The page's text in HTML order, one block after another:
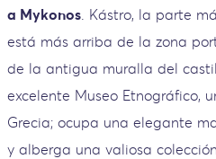
a Mykonos . Kástro, la parte
está más arriba de la zona
de la antigua muralla del
excelente Museo Etnográfico,
Grecia; ocupa una elegante
y alberga una valiosa